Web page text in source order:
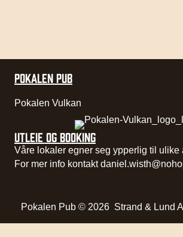
POKALEN PUB
Pokalen Vulkan
UTLEIE OG BOOKING
Våre lokaler egner seg ypperlig til ulike
For mer info kontakt
Pokalen Pub © 2026 Strand & Lund